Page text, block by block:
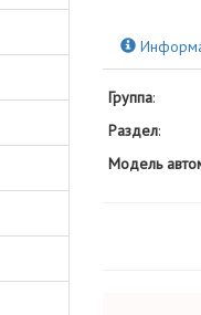
Группа:
Раздел:
Модель